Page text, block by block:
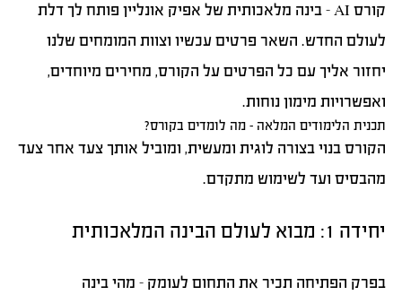
קורס AI – בינה מלאכותית של אפיק אונליין פותח לך דלת
לעולם החדש. השאר פרטים עכשיו וצוות המומחים שלנו
יחזור אליך עם כל הפרטים על הקורס, מחירים מיוחדים,
ואפשרויות מימון נוחות.
תכנית הלימודים המלאה – מה לומדים בקורס?
הקורס בנוי בצורה לוגית ומעשית, ומוביל אותך צעד אחר צעד
מהבסיס ועד לשימוש מתקדם.
יחידה 1: מבוא לעולם הבינה המלאכותית
בפרק הפתיחה תכיר את התחום לעומק – מהי בינה